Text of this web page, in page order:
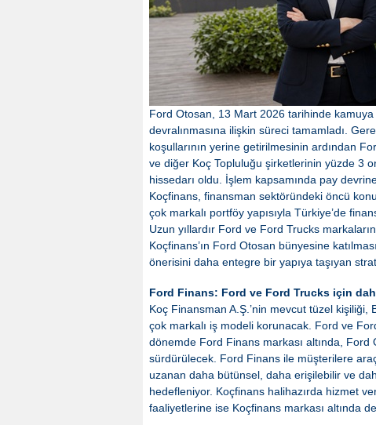
Ford Otosan, 13 Mart 2026 tarihinde
devralınmasına ilişkin süreci tamamladı.
koşullarının yerine getirilmesinin ardından
ve diğer Koç Topluluğu şirketlerinin yüzde 3
hissedarı oldu. İşlem kapsamında pay
Koçfinans, finansman sektöründeki öncü
çok markalı portföy yapısıyla Türkiye’de
Uzun yıllardır Ford ve Ford Trucks
Koçfinans’ın Ford Otosan bünyesine
önerisini daha entegre bir yapıya taşıyan
Ford Finans: Ford ve Ford Trucks için
Koç Finansman A.Ş.’nin mevcut tüzel kişiliği,
çok markalı iş modeli korunacak. Ford ve
dönemde Ford Finans markası altında,
sürdürülecek. Ford Finans ile müşterilere
uzanan daha bütünsel, daha erişilebilir ve
hedefleniyor. Koçfinans halihazırda hizmet
faaliyetlerine ise Koçfinans markası altında